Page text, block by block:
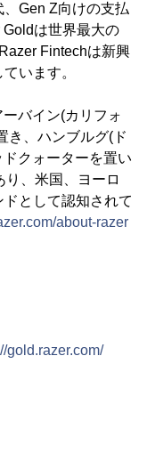
Gen Z向けの支払
は世界最大の
Fintechは新興
います。
バイン(カリフォ
き、ハンブルグ(ド
クォーターを置い
、米国、ヨーロ
として認知されて
about-razer
gold.razer.com/